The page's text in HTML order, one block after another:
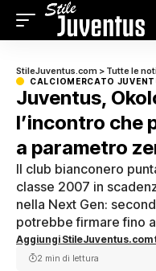
StileJuventus.com > Tutte le
CALCIOMERCATO
Juventus,
l’incontro che
a parametro
Il club bianconero
classe 2007 in
nella Next Gen:
potrebbe firmare fino
Aggiungi
2 min di lettura